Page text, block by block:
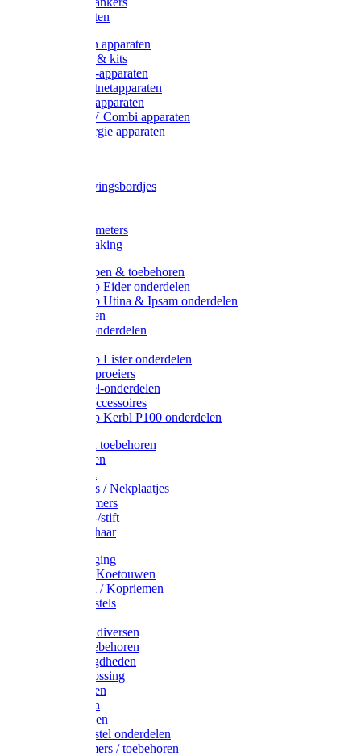
Weidepoorten
Onderdelen apparaten
Starter sets & kits
9V Batterij-apparaten
230V Lichtnetapparaten
12V Accu-apparaten
230V / 12V Combi apparaten
Zonne-energie apparaten
Waarschuwingsbordjes
Wegers en meters
Video bewaking
Weidepompen & toebehoren
Weidepomp Eider onderdelen
Weidepomp Utina & Ipsam onderdelen
Drinkbakken
Drinkbak onderdelen
Weidepomp Lister onderdelen
Nippels / Sproeiers
Drinknippel-onderdelen
Drinkbak accessoires
Weidepomp Kerbl P100 onderdelen
Oormerken toebehoren
Enkelbanden
Halsplaatjes / Nekplaatjes
Kokernummers
Merkspray-/stift
Veemerkschaar
Uierverzorging
Halsters & Koetouwen
Halsriemen / Kopriemen
Koerugborstels
Koe / Stier diversen
Melkers toebehoren
Stalbenodigdheden
Kalververlossing
Stierenringen
Onthoornen
Kalverflessen
Koerugborstel onderdelen
Kalveremmers / toebehoren